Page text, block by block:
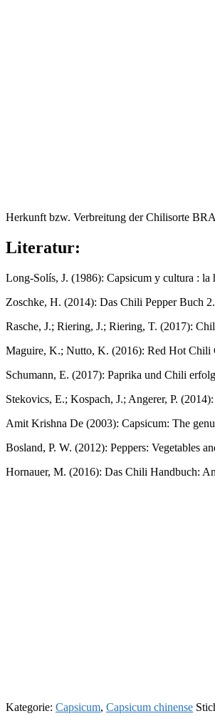
Herkunft bzw. Verbreitung der Chilisorte
Literatur:
Long-Solís, J. (1986): Capsicum y cultura :
Zoschke, H. (2014): Das Chili Pepper Buch
Rasche, J.; Riering, J.; Riering, T. (2017):
Maguire, K.; Nutto, K. (2016): Red Hot Chili
Schumann, E. (2017): Paprika und Chili
Stekovics, E.; Kospach, J.; Angerer, P.
Amit Krishna De (2003): Capsicum: The
Bosland, P. W. (2012): Peppers: Vegetables
Hornauer, M. (2016): Das Chili Handbuch:
Kategorie: Capsicum, Capsicum chinense